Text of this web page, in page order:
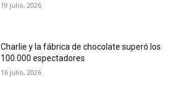
19 julio, 2026
Charlie y la fábrica de chocolate superó los
100.000 espectadores
16 julio, 2026